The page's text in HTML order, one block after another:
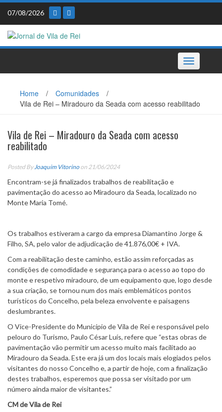
Skip
content
07/08/2026
Toggle
navigation
Home / Comunidades
/
Vila de Rei – Miradouro da Seada com acesso reabilitado
Vila de Rei – Miradouro da Seada com acesso
reabilitado
Posted By Joaquim Vitorino on 21/06/2024
Encontram-se já finalizados trabalhos de reabilitação e
pavimentação do acesso ao Miradouro da Seada, localizado no
Monte Maria Tomé.
Os trabalhos estiveram a cargo da empresa Diamantino Jorge &
Filho, SA, pelo valor de adjudicação de 41.876,00€ + IVA.
Com a reabilitação deste caminho, estão assim reforçadas as
condições de comodidade e segurança para o acesso ao topo do
monte e respetivo miradouro, de um equipamento que, logo desde
a sua criação, se tornou num dos mais emblemáticos pontos
turísticos do Concelho, pela beleza envolvente e paisagens
deslumbrantes.
O Vice-Presidente do Município de Vila de Rei e responsável pelo
pelouro do Turismo, Paulo César Luís, refere que “estas obras de
pavimentação vão permitir um acesso muito mais facilitado ao
Miradouro da Seada. Este era já um dos locais mais elogiados pelos
visitantes do nosso Concelho e, a partir de hoje, com a finalização
destes trabalhos, esperemos que possa ser visitado por um
número ainda maior de visitantes.”
CM de Vila de Rei